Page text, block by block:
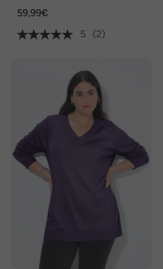
59,99€
5
(2)